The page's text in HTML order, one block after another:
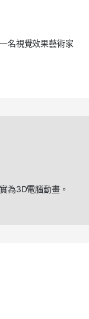
名視覺效果藝術家
為3D電腦動畫。